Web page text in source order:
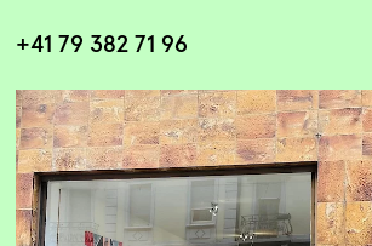
+41 79 382 71 96